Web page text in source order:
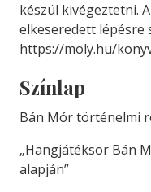
készül kivégeztetni.
elkeseredett lépésre
https://moly.hu/
Színlap
Bán Mór történelmi
„Hangjátéksor Bán
alapján”